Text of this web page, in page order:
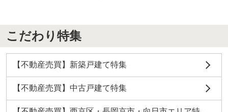
こだわり特集
【不動産売買】新築戸建て特集
【不動産売買】中古戸建て特集